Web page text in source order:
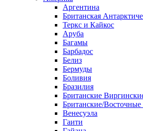
Аргентина
Британская
Теркс и Кайкос
Аруба
Багамы
Барбадос
Белиз
Бермуды
Боливия
Бразилия
Британские
Британские/
Венесуэла
Гаити